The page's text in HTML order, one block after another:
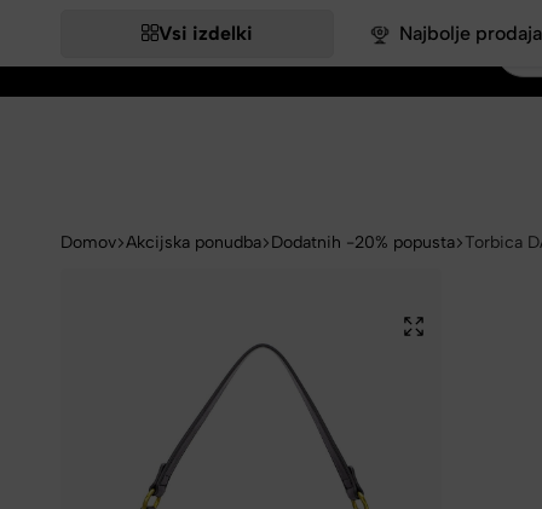
Vsi izdelki Najbolje
Domov Akcijska ponudba Dodatnih -20% popusta Torbica